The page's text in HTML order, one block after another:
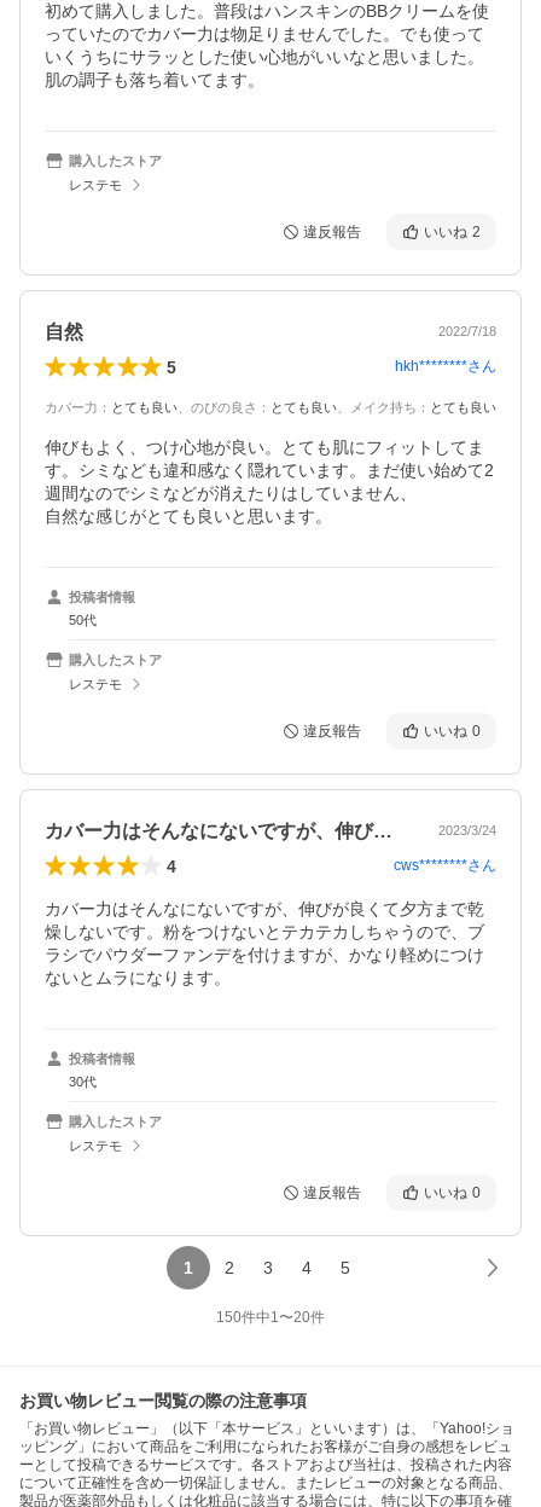
初めて購入しました。普段はハンスキンのBBクリームを使
っていたのでカバー力は物足りませんでした。でも使って
いくうちにサラッとした使い心地がいいなと思いました。
肌の調子も落ち着いてます。
購入したストア
レステモ
違反報告 いいね 2
自然 2022/7/18
5 hkh********さん
カバー力 ： とても良い のびの良さ ： とても良い メイク持ち ： とても良い
伸びもよく、つけ心地が良い。とても肌にフィットしてま
す。シミなども違和感なく隠れています。まだ使い始めて2
週間なのでシミなどが消えたりはしていません、
自然な感じがとても良いと思います。
投稿者情報
50代
購入したストア
レステモ
違反報告 いいね 0
カバー力はそんなにないですが、伸びが良… 2023/3/24
4 cws********さん
カバー力はそんなにないですが、伸びが良くて夕方まで乾
燥しないです。粉をつけないとテカテカしちゃうので、ブ
ラシでパウダーファンデを付けますが、かなり軽めにつけ
ないとムラになります。
投稿者情報
30代
購入したストア
レステモ
違反報告 いいね 0
1 2 3 4 5
150件中1〜20件
お買い物レビュー閲覧の際の注意事項
「お買い物レビュー」（以下「本サービス」といいます）は、「Yahoo!ショ
ッピング」において商品をご利用になられたお客様がご自身の感想をレビュ
ーとして投稿できるサービスです。各ストアおよび当社は、投稿された内容
について正確性を含め一切保証しません。またレビューの対象となる商品、
製品が医薬部外品もしくは化粧品に該当する場合には、特に以下の事項を確